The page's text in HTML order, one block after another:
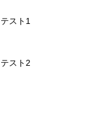
テスト1
テスト2